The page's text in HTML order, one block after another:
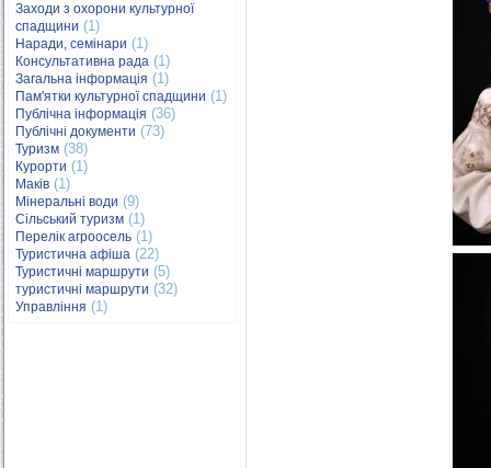
Заходи з охорони культурної
спадщини (1)
Наради, семінари (1)
Консультативна рада (1)
Загальна інформація (1)
Пам'ятки культурної спадщини (1)
Публічна інформація (36)
Публічні документи (73)
Туризм (38)
Курорти (1)
Маків (1)
Мінеральні води (9)
Сільський туризм (1)
Перелік агроосель (1)
Туристична афіша (22)
Туристичні маршрути (5)
туристичні маршрути (32)
Управління (1)